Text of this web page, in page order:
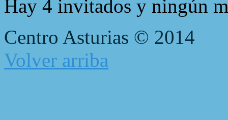
Hay 4 invitados y ningún
Centro Asturias © 2014
Volver arriba